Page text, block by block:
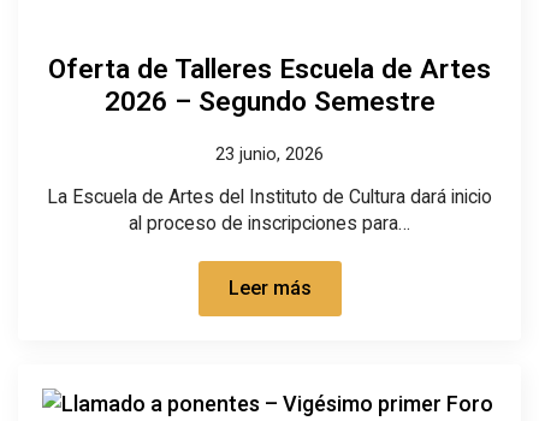
Oferta de Talleres Escuela de Artes
2026 – Segundo Semestre
23 junio, 2026
La Escuela de Artes del Instituto de Cultura dará inicio
al proceso de inscripciones para…
Leer más